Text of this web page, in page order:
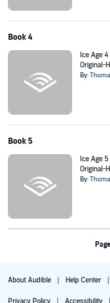
Book 4
Ice Age
Original-
By:
Book 5
Ice Age
Original-
By:
About Audible Help Center
Privacy Policy Accessibility